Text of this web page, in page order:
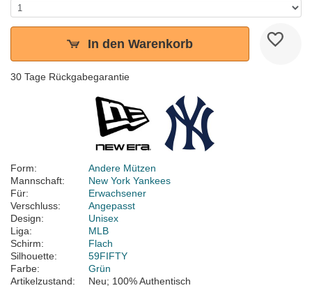
In den Warenkorb
30 Tage Rückgabegarantie
Form:
Andere Mützen
Mannschaft:
New York Yankees
Für:
Erwachsener
Verschluss:
Angepasst
Design:
Unisex
Liga:
MLB
Schirm:
Flach
Silhouette:
59FIFTY
Farbe:
Grün
Artikelzustand:
Neu; 100% Authentisch